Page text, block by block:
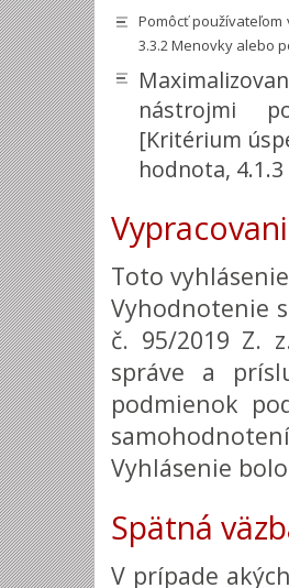
Pomôcť
3.3.2 Menovky alebo
nástrojmi
[Kritérium
hodnota,
Toto
Vyhodnotenie
č. 95/2019 Z.
správe a
podmienok
Vyhlásenie
Spätná
V prípade